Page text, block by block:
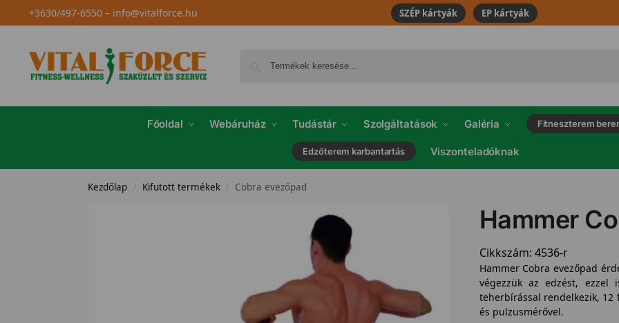
+3630/497-6550– info@vitalforce.hu SZÉP kártyák EP kártyák
Főoldal Webáruház Tudástár Szolgáltatások Galéria Fitneszterem
Edzőterem karbantartás Viszonteladóknak
Kezdőlap / Kifutott termékek / Cobra evezőpad
Hammer
Cikkszám: 4536-r
Hammer Cobra evezőpad
végezzük az edzést, ezzel
teherbírással rendelkezik,
és pulzusmérővel.